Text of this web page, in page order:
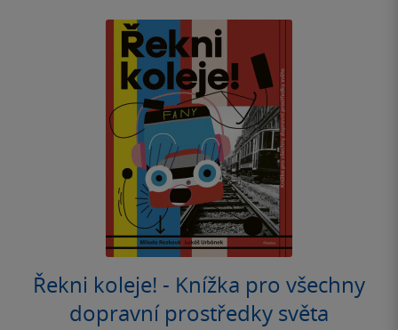
Řekni koleje! - Knížka pro všechny
dopravní prostředky světa